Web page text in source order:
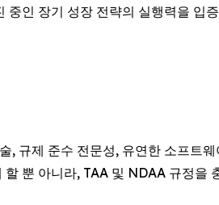
인 장기 성장 전략의 실행력을 입
규제 준수 전문성, 유연한 소프트
뿐 아니라, TAA 및 NDAA 규정